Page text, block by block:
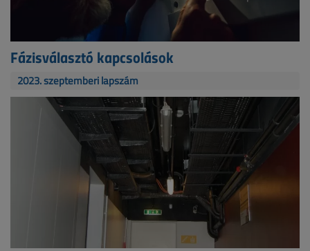
Fázisválasztó kapcsolások
2023. szeptemberi lapszám